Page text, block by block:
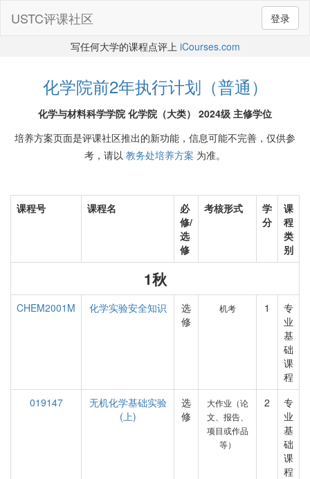
登录
USTC评课社区
写任何大学的课程点评上 iCourses.com
化学院前2年执行计划（普通）
化学与材料科学学院 化学院（大类） 2024级 主修学位
培养方案页面是评课社区推出的新功能，信息可能不完善，仅供参
考，请以 教务处培养方案 为准。
课程号 课程名
必
修/
选
修
考核形式
学
分
课
程
类
别
1秋
CHEM2001M 化学实验安全知识
选
修
机考 1
专
业
基
础
课
程
019147
无机化学基础实验
(上)
选
修
大作业（论
文、报告、
项目或作品
等）
2
专
业
基
础
课
程